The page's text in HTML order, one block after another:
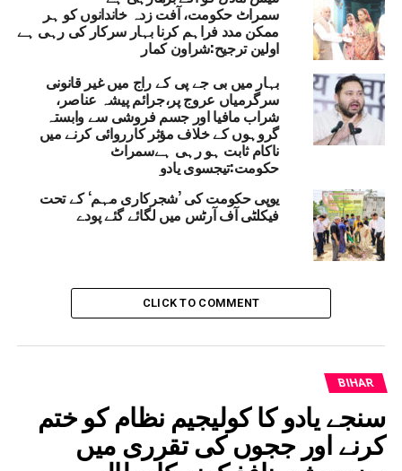
سمراٹ حکومت، آفت زدہ خاندانوں کو ہر
ممکن مدد فراہم کرنا بہار سرکار کی رہی ہے
اولین ترجیح:شراون کمار
بہار میں بی جے پی کے راج میں غیر قانونی
سرگرمیاں عروج پر،جرائم پیشہ عناصر،
شراب مافیا اور جسم فروشی سے وابستہ
گروہوں کے خلاف مؤثر کارروائی کرنے میں
ناکام ثابت ہو رہی ہےسمراٹ
حکومت:تیجسوی یادو
یوپی حکومت کی ’شجرکاری مہم‘ کے تحت
فیکلٹی آف آرٹس میں لگائے گئے پودے
CLICK TO COMMENT
BIHAR
سنجے یادو کا کولیجیم نظام کو ختم
کرنے اور ججوں کی تقرری میں